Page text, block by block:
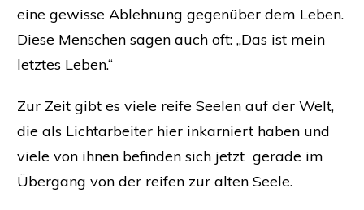
eine gewisse Ablehnung gegenüber dem Leben.
Diese Menschen sagen auch oft: „Das ist mein
letztes Leben.“
Zur Zeit gibt es viele reife Seelen auf der Welt,
die als Lichtarbeiter hier inkarniert haben und
viele von ihnen befinden sich jetzt gerade im
Übergang von der reifen zur alten Seele.